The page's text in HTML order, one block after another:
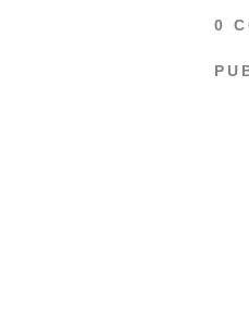
0